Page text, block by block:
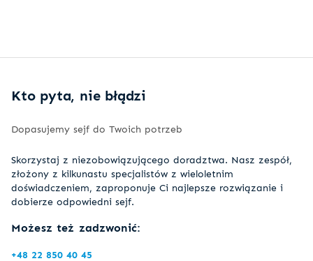
Kto pyta, nie błądzi
Dopasujemy sejf do Twoich potrzeb
Skorzystaj z niezobowiązującego doradztwa. Nasz zespół,
złożony z kilkunastu specjalistów z wieloletnim
doświadczeniem, zaproponuje Ci najlepsze rozwiązanie i
dobierze odpowiedni sejf.
Możesz też zadzwonić:
+48 22 850 40 45